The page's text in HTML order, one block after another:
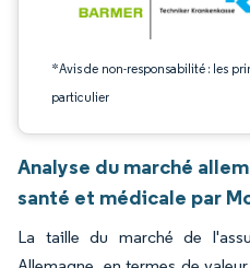
*Avis de non-responsabilité : les
particulier
Analyse du marché
santé et médicale par
La taille du marché de